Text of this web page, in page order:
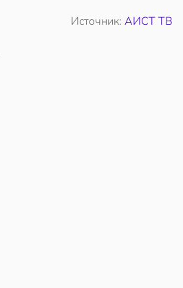
Источник: АИСТ ТВ